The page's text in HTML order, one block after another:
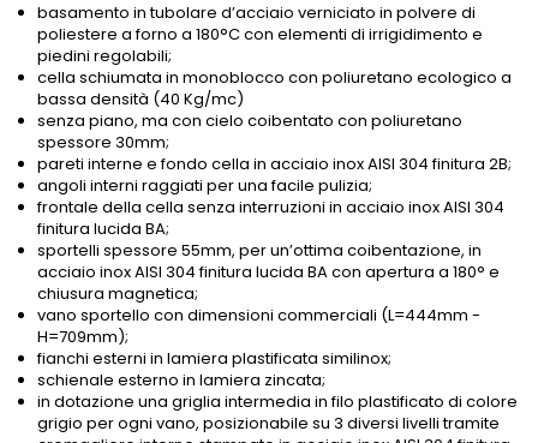
basamento in tubolare d’acciaio verniciato in polvere di
poliestere a forno a 180°C con elementi di irrigidimento e
piedini regolabili;
cella schiumata in monoblocco con poliuretano ecologico a
bassa densità (40 Kg/mc)
senza piano, ma con cielo coibentato con poliuretano
spessore 30mm;
pareti interne e fondo cella in acciaio inox AISI 304 finitura 2B;
angoli interni raggiati per una facile pulizia;
frontale della cella senza interruzioni in acciaio inox AISI 304
finitura lucida BA;
sportelli spessore 55mm, per un’ottima coibentazione, in
acciaio inox AISI 304 finitura lucida BA con apertura a 180° e
chiusura magnetica;
vano sportello con dimensioni commerciali (L=444mm -
H=709mm);
fianchi esterni in lamiera plastificata similinox;
schienale esterno in lamiera zincata;
in dotazione una griglia intermedia in filo plastificato di colore
grigio per ogni vano, posizionabile su 3 diversi livelli tramite